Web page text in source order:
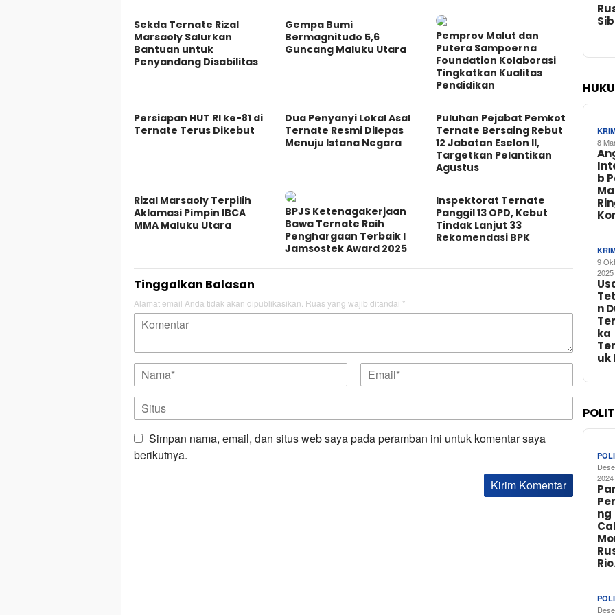
Sekda Ternate Rizal
Marsaoly Salurkan
Bantuan untuk
Penyandang Disabilitas
Gempa Bumi
Bermagnitudo 5,6
Guncang Maluku Utara
Pemprov Malut dan
Putera Sampoerna
Foundation Kolaborasi
Tingkatkan Kualitas
Pendidikan
Persiapan HUT RI ke-81 di
Ternate Terus Dikebut
Dua Penyanyi Lokal Asal
Ternate Resmi Dilepas
Menuju Istana Negara
Puluhan Pejabat Pemkot
Ternate Bersaing Rebut
12 Jabatan Eselon II,
Targetkan Pelantikan
Agustus
Rizal Marsaoly Terpilih
Aklamasi Pimpin IBCA
MMA Maluku Utara
BPJS Ketenagakerjaan
Bawa Ternate Raih
Penghargaan Terbaik I
Jamsostek Award 2025
Inspektorat Ternate
Panggil 13 OPD, Kebut
Tindak Lanjut 33
Rekomendasi BPK
Tinggalkan Balasan
Alamat email Anda tidak akan dipublikasikan. Ruas yang wajib ditandai *
Simpan nama, email, dan situs web saya pada peramban ini untuk komentar saya
berikutnya.
8
b
9
2025
n
ka
uk
2024
ng